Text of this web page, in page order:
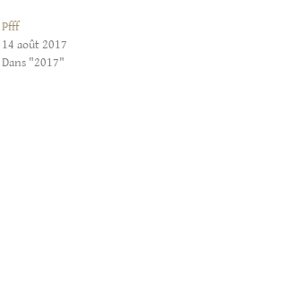
Pfff
14 août 2017
Dans "2017"